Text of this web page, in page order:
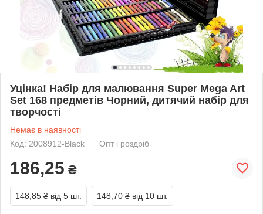
Уцінка! Набір для малювання Super Mega Art
Set 168 предметів Чорний, дитячий набір для
творчості
Немає в наявності
Код: 2008912-Black
Опт і роздріб
186,25 ₴
148,85 ₴ від 5 шт. 148,70 ₴ від 10 шт.